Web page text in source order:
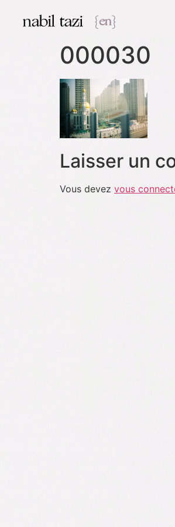
nabil tazi {en}
000030
Laisser un
Vous devez vous